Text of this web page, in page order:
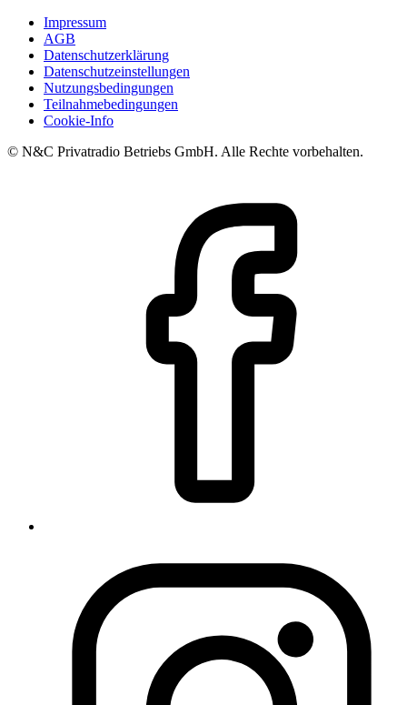
Impressum
AGB
Datenschutzerklärung
Datenschutzeinstellungen
Nutzungsbedingungen
Teilnahmebedingungen
Cookie-Info
© N&C Privatradio Betriebs GmbH. Alle Rechte vorbehalten.